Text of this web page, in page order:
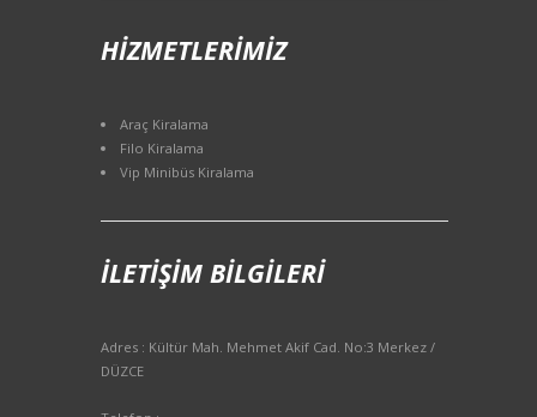
HIZMETLERIMIZ
Araç Kiralama
Filo Kiralama
Vip Minibüs Kiralama
İLETIŞIM BILGILERI
Adres : Kültür Mah. Mehmet Akif Cad. No:3 Merkez /
DÜZCE